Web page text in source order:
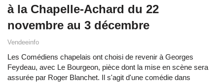
à la Chapelle-Achard du 22
novembre au 3 décembre
Vendeeinfo
Les Comédiens chapelais ont choisi de revenir à Georges
Feydeau, avec Le Bourgeon, pièce dont la mise en scène sera
assurée par Roger Blanchet. Il s'agit d'une comédie dans